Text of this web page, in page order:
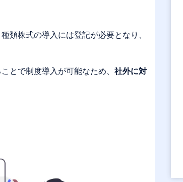
類株式の導入には登記が必要となり、
とで制度導入が可能なため、 社外に対